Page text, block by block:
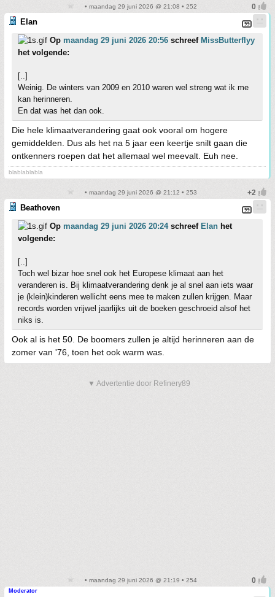
• maandag 29 juni 2026 @ 21:08 • 252
Elan
Op maandag 29 juni 2026 20:56 schreef MissButterflyy
het volgende:
[..]
Weinig. De winters van 2009 en 2010 waren wel streng wat ik me
kan herinneren.
En dat was het dan ook.
Die hele klimaatverandering gaat ook vooral om hogere
gemiddelden. Dus als het na 5 jaar een keertje snilt gaan die
ontkenners roepen dat het allemaal wel meevalt. Euh nee.
blablablabla
• maandag 29 juni 2026 @ 21:12 • 253
Beathoven
Op maandag 29 juni 2026 20:24schreef Elan het
volgende:
[..]
Toch wel bizar hoe snel ook het Europese klimaat aan het
veranderen is. Bij klimaatverandering denk je al snel aan iets waar
je (klein)kinderen wellicht eens mee te maken zullen krijgen. Maar
records worden vrijwel jaarlijks uit de boeken geschroeid alsof het
niks is.
Ook al is het 50. De boomers zullen je altijd herinneren aan de
zomer van '76, toen het ook warm was.
▼ Advertentie door Refinery89
• maandag 29 juni 2026 @ 21:19 • 254
Moderator